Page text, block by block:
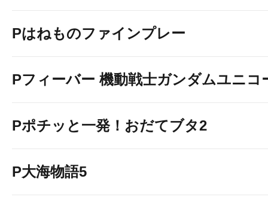
Pはねものファインプレー
Pフィーバー 機動戦士ガンダムユニコ
Pポチッと一発！おだてブタ2
P大海物語5